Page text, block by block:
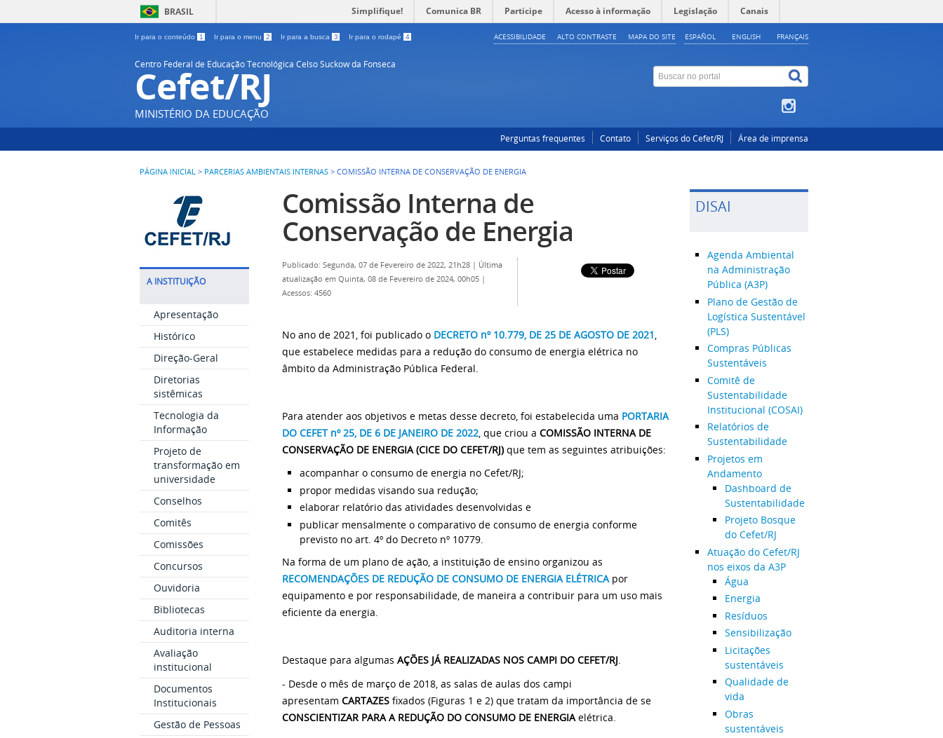
BRASIL Simplifique! Comunica BR Participe Acesso à informação Legislação Canais
Ir para o conteúdo 1 Ir para o menu 2 Ir para a busca 3 Ir para o rodapé 4 ESPAÑOL ENGLISH FRANÇAIS
ACESSIBILIDADE ALTO CONTRASTE MAPA DO SITE
Centro Federal de Educação Tecnológica Celso Suckow da Fonseca
Cefet/RJ
MINISTÉRIO DA EDUCAÇÃO
Perguntas frequentes Contato Serviços do Cefet/RJ Área de imprensa
PÁGINA INICIAL > PARCERIAS AMBIENTAIS INTERNAS > COMISSÃO INTERNA DE CONSERVAÇÃO DE ENERGIA
A INSTITUIÇÃO
Apresentação
Histórico
Direção-Geral
Diretorias
sistêmicas
Tecnologia da
Informação
Projeto de
transformação em
universidade
Conselhos
Comitês
Comissões
Concursos
Ouvidoria
Bibliotecas
Auditoria interna
Avaliação
institucional
Documentos
Institucionais
Gestão de Pessoas
Comissão Interna de
Conservação de Energia
Publicado: Segunda, 07 de Fevereiro de 2022, 21h28 | Última
atualização em Quinta, 08 de Fevereiro de 2024, 00h05 |
Acessos: 4560
No ano de 2021, foi publicado o DECRETO nº 10.779, DE 25 DE AGOSTO DE 2021,
que estabelece medidas para a redução do consumo de energia elétrica no
âmbito da Administração Pública Federal.
Para atender aos objetivos e metas desse decreto, foi estabelecida uma PORTARIA
DO CEFET nº25, DE 6 DE JANEIRO DE 2022, que criou a COMISSÃO INTERNA DE
CONSERVAÇÃO DE ENERGIA (CICE DO CEFET/RJ)que tem as seguintes atribuições:
acompanhar o consumo de energia no Cefet/RJ;
propor medidas visando sua redução;
elaborar relatório das atividades desenvolvidas e
publicar mensalmente o comparativo de consumo de energia conforme
previsto no art. 4º do Decreto nº 10779.
Na forma de um plano de ação, a instituição de ensino organizou as
RECOMENDAÇÕES DE REDUÇÃO DE CONSUMO DE ENERGIA ELÉTRICA por
equipamento e por responsabilidade, de maneira a contribuir para um uso mais
eficiente da energia.
Destaque para algumas AÇÕES JÁ REALIZADAS NOS CAMPI DO CEFET/RJ
- Desde o mês de março de 2018, as salas de aulas dos campi
apresentam CARTAZES fixados (Figuras 1 e 2) que tratam da importância de se
CONSCIENTIZAR PARA A REDUÇÃO DO CONSUMO DE ENERGIA elétrica.
DISAI
Agenda Ambiental
na Administração
Pública (A3P)
Plano de Gestão de
Logística Sustentável
(PLS)
Compras Públicas
Sustentáveis
Comitê de
Sustentabilidade
Institucional (COSAI)
Relatórios de
Sustentabilidade
Projetos em
Andamento
Dashboard de
Sustentabilidade
Projeto Bosque
do Cefet/RJ
Atuação do Cefet/RJ
nos eixos da A3P
Água
Energia
Resíduos
Sensibilização
Licitações
sustentáveis
Qualidade de
vida
Obras
sustentáveis